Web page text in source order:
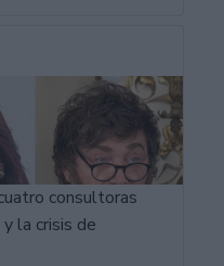
consultoras
la crisis de